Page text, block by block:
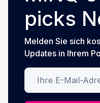
picks
Melden Sie sich
Updates in Ihrem
Ihre E-Mail-Adresse